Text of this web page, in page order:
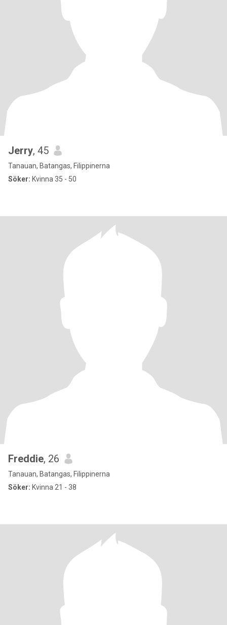
Jerry, 45
Tanauan, Batangas, Filippinerna
Söker: Kvinna 35 - 50
Freddie, 26
Tanauan, Batangas, Filippinerna
Söker: Kvinna 21 - 38